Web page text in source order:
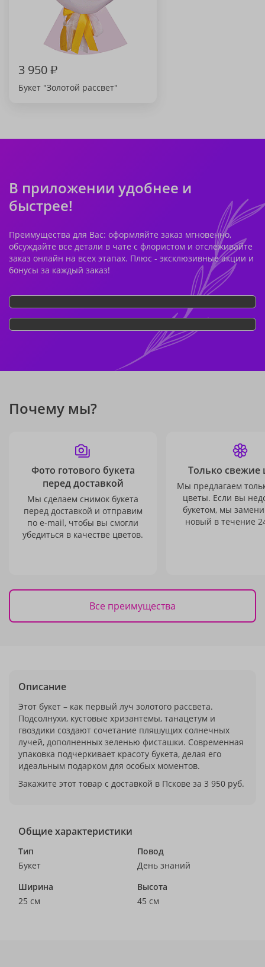
3 950₽
Букет "Золотой рассвет"
В приложении удобнее и
быстрее!
Преимущества для Вас: оформляйте заказ мгновенно,
обсуждайте все детали в чате с флористом и отслеживайте
заказ онлайн на всех этапах. Плюс - эксклюзивные акции и
бонусы за каждый заказ!
Почему мы?
Фото готового букета
перед доставкой
Мы сделаем снимок букета
перед доставкой и отправим
по e-mail, чтобы вы смогли
убедиться в качестве цветов.
Только свежие
Мы предлагаем
цветы. Если вы
букетом, мы
новый в течение
Все преимущества
Описание
Этот букет – как первый луч золотого рассвета.
Подсолнухи, кустовые хризантемы, танацетум и
гвоздики создают сочетание пляшущих солнечных
лучей, дополненных зеленью фисташки. Современная
упаковка подчеркивает красоту букета, делая его
идеальным подарком для особых моментов.
Закажите этот товар с доставкой в Пскове за 3 950 руб.
Общие характеристики
Тип
Букет
Повод
День знаний
Ширина
25 см
Высота
45 см